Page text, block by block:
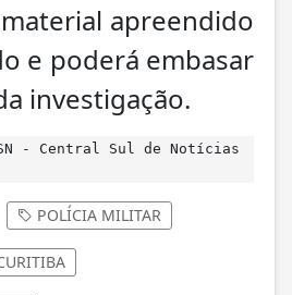
apreendido
e poderá embasar
investigação.
- Central Sul de Notícias
POLÍCIA MILITAR